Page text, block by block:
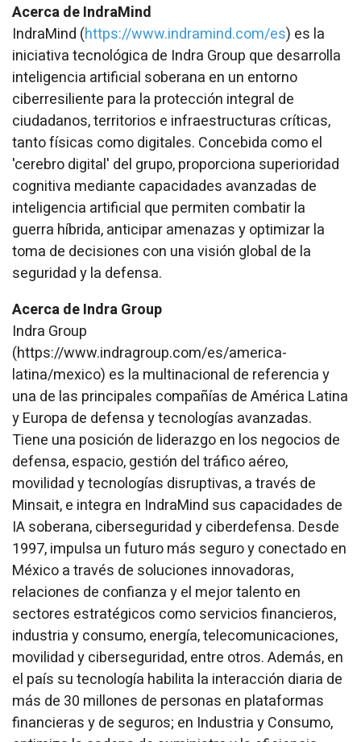
Acerca de IndraMind
IndraMind (https://www.indramind.com/es) es la
iniciativa tecnológica de Indra Group que desarrolla
inteligencia artificial soberana en un entorno
ciberresiliente para la protección integral de
ciudadanos, territorios e infraestructuras críticas,
tanto físicas como digitales. Concebida como el
'cerebro digital' del grupo, proporciona superioridad
cognitiva mediante capacidades avanzadas de
inteligencia artificial que permiten combatir la
guerra híbrida, anticipar amenazas y optimizar la
toma de decisiones con una visión global de la
seguridad y la defensa.
Acerca de Indra Group
Indra Group
(https://www.indragroup.com/es/america-
latina/mexico) es la multinacional de referencia y
una de las principales compañías de América Latina
y Europa de defensa y tecnologías avanzadas.
Tiene una posición de liderazgo en los negocios de
defensa, espacio, gestión del tráfico aéreo,
movilidad y tecnologías disruptivas, a través de
Minsait, e integra en IndraMind sus capacidades de
IA soberana, ciberseguridad y ciberdefensa. Desde
1997, impulsa un futuro más seguro y conectado en
México a través de soluciones innovadoras,
relaciones de confianza y el mejor talento en
sectores estratégicos como servicios financieros,
industria y consumo, energía, telecomunicaciones,
movilidad y ciberseguridad, entre otros. Además, en
el país su tecnología habilita la interacción diaria de
más de 30 millones de personas en plataformas
financieras y de seguros; en Industria y Consumo,